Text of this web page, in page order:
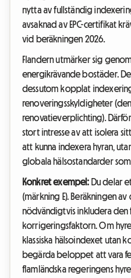
nytta av fullständig
avsaknad av EPC-certifikat
vid beräkningen 2026.
Flandern utmärker sig
energikrävande bostäder.
dessutom kopplat
renoveringsskyldigheter
renovatieverplichting).
stort intresse av att isolera
att kunna indexera hyran,
globala hälsostandarder
Konkret exempel:Du delar
(märkning E). Beräkningen av
nödvändigtvis inkludera den
korrigeringsfaktorn. Om
klassiska hälsoindexet utan
begärda beloppet att vara
flamländska regeringens